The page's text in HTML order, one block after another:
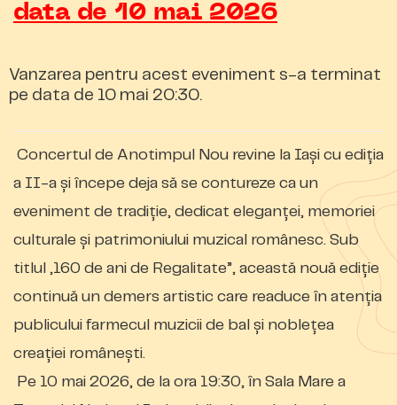
data de 10 mai 2026
Vanzarea pentru acest eveniment s-a terminat
pe data de 10 mai 20:30.
Concertul de Anotimpul Nou revine la Iași cu ediția
a II-a și începe deja să se contureze ca un
eveniment de tradiție, dedicat eleganței, memoriei
culturale și patrimoniului muzical românesc. Sub
titlul „160 de ani de Regalitate”, această nouă ediție
continuă un demers artistic care readuce în atenția
publicului farmecul muzicii de bal și noblețea
creației românești.
Pe 10 mai 2026, de la ora 19:30, în Sala Mare a